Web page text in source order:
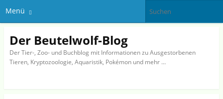
Menü
Der Beutelwolf-Blog
Der Tier-, Zoo- und Buchblog mit Informationen zu Ausgestorbenen
Tieren, Kryptozoologie, Aquaristik, Pokémon und mehr …